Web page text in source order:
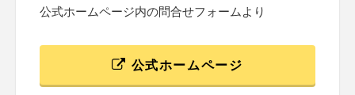
公式ホームページ内の問合せフォームより
公式ホームページ